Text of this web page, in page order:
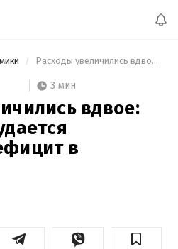
Расходы увеличились вдвое: как Украине удается покрывать дефицит в бюджете
3 мин
вдвое:
в